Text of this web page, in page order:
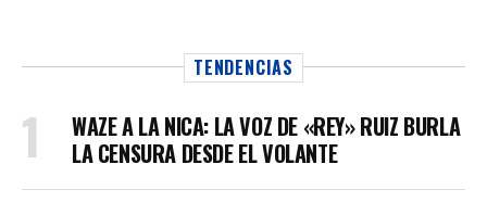
TENDENCIAS
WAZE A LA NICA: LA VOZ DE «REY» RUIZ BURLA
LA CENSURA DESDE EL VOLANTE